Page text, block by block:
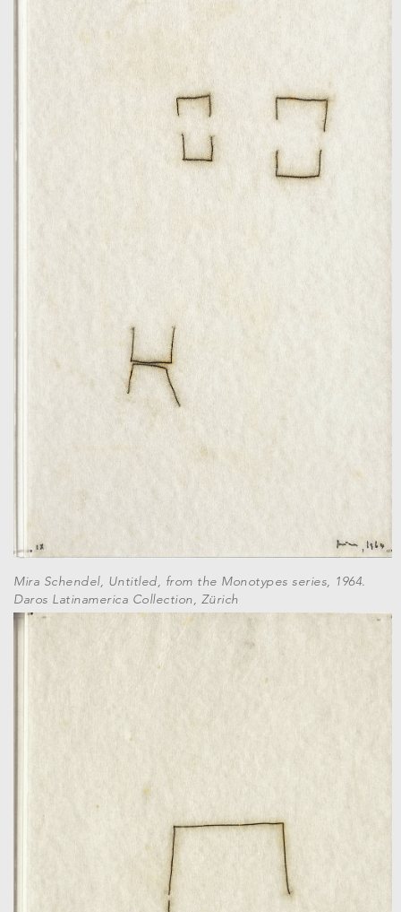
Mira Schendel, Untitled, from the Monotypes series, 1964.
Daros Latinamerica Collection, Zürich